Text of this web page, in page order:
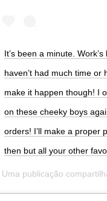
It’s been a minute.
haven’t had much time
make it happen though! I
on these cheeky boys
orders! I’ll make a proper
then but all your other
Uma publicação